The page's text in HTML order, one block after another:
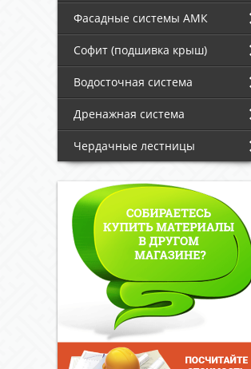
Фасадные системы АМК
Софит (подшивка крыш)
Водосточная система
Дренажная система
Чердачные лестницы